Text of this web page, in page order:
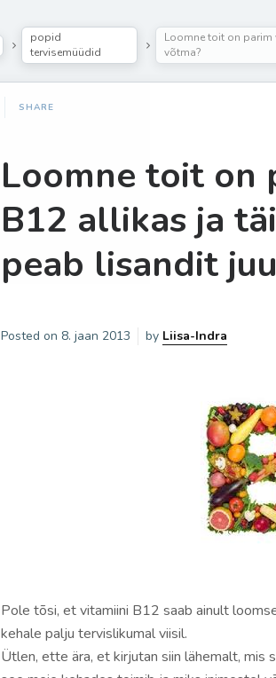
popid
tervisemüüdid
Loomne toit on
võtma?
SHARE
Loomne toit on
B12 allikas ja
peab lisandit
Posted on 8. jaan 2013 by Liisa-Indra
Pole tõsi, et vitamiini B12 saab ainult
kehale palju tervislikumal viisil.
Ütlen, ette ära, et kirjutan siin lähemalt, mis